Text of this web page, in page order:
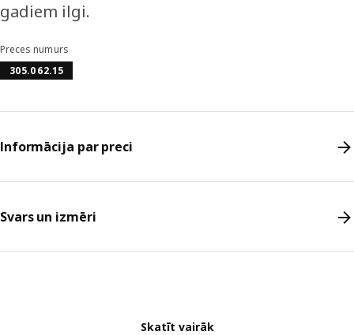
gadiem ilgi.
Preces numurs
305.062.15
Informācija par preci
Svars un izmēri
Skatīt vairāk